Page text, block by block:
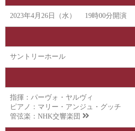
2023年4月26日（水） 19時00分開演
サントリーホール
指揮：パーヴォ・ヤルヴィ
ピアノ：マリー・アンジュ・グッチ
管弦楽： NHK交響楽団